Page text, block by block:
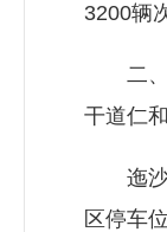
3200辆
二、关
干道仁
迤沙拉
区停车